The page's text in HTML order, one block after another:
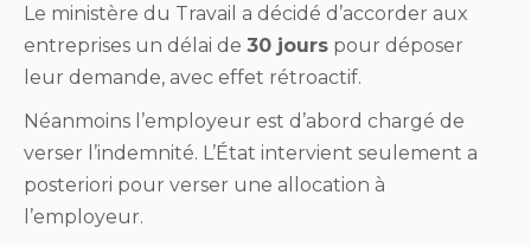
Le ministère du Travail a décidé d’accorder aux
entreprises un délai de 30 jours pour déposer
leur demande, avec effet rétroactif.
Néanmoins l’employeur est d’abord chargé de
verser l’indemnité. L’État intervient seulement a
posteriori pour verser une allocation à
l’employeur.